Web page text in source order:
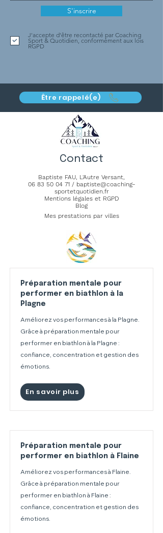
S'inscrire
J'accepte d'être recontacté par Coaching
Sport & Quotidien, conformément aux lois
RGPD
Être rappelé(e)
Contact
Baptiste FAU, L'Autre Versant,
06 83 50 04 71/ baptiste@coaching-
sportetquotidien.fr
Mentions légales et RGPD
Blog
Mes prestations par villes
Préparation mentale pour
performer en biathlon à la
Plagne
Améliorez vos performances à la Plagne.
Grâce à préparation mentale pour
performer en biathlon à la Plagne :
confiance, concentration et gestion des
émotions.
En savoir plus
Préparation mentale pour
performer en biathlon à Flaine
Améliorez vos performances à Flaine.
Grâce à préparation mentale pour
performer en biathlon à Flaine :
confiance, concentration et gestion des
émotions.